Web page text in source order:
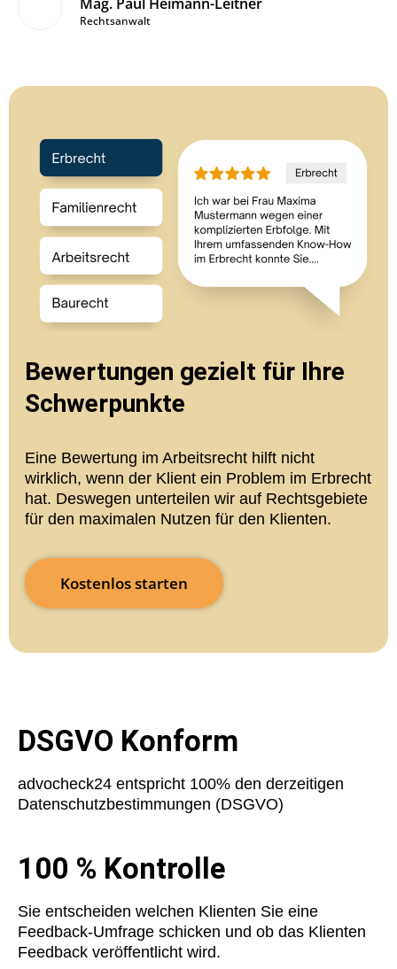
Rechtsanwalt
Bewertungen gezielt für Ihre
Schwerpunkte
Eine Bewertung im Arbeitsrecht hilft nicht
wirklich, wenn der Klient ein Problem im Erbrecht
hat. Deswegen unterteilen wir auf Rechtsgebiete
für den maximalen Nutzen für den Klienten.
Kostenlos starten
DSGVO Konform
advocheck24 entspricht 100% den derzeitigen
Datenschutzbestimmungen (DSGVO)
100 % Kontrolle
Sie entscheiden welchen Klienten Sie eine
Feedback-Umfrage schicken und ob das Klienten
Feedback veröffentlicht wird.